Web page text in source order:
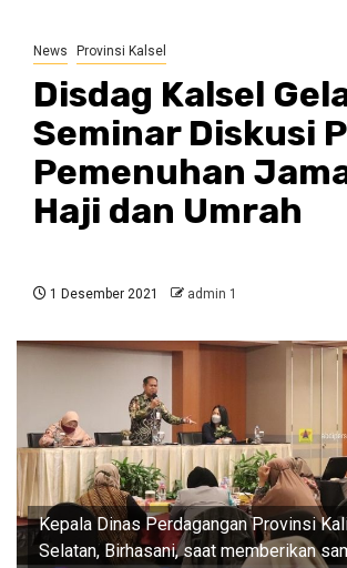
News Provinsi Kalsel
Disdag Kalsel
Seminar Diskusi
Pemenuhan
Haji dan Umrah
1 Desember 2021 admin 1
Kepala Dinas Perdagangan Provinsi
Selatan, Birhasani, saat memberikan